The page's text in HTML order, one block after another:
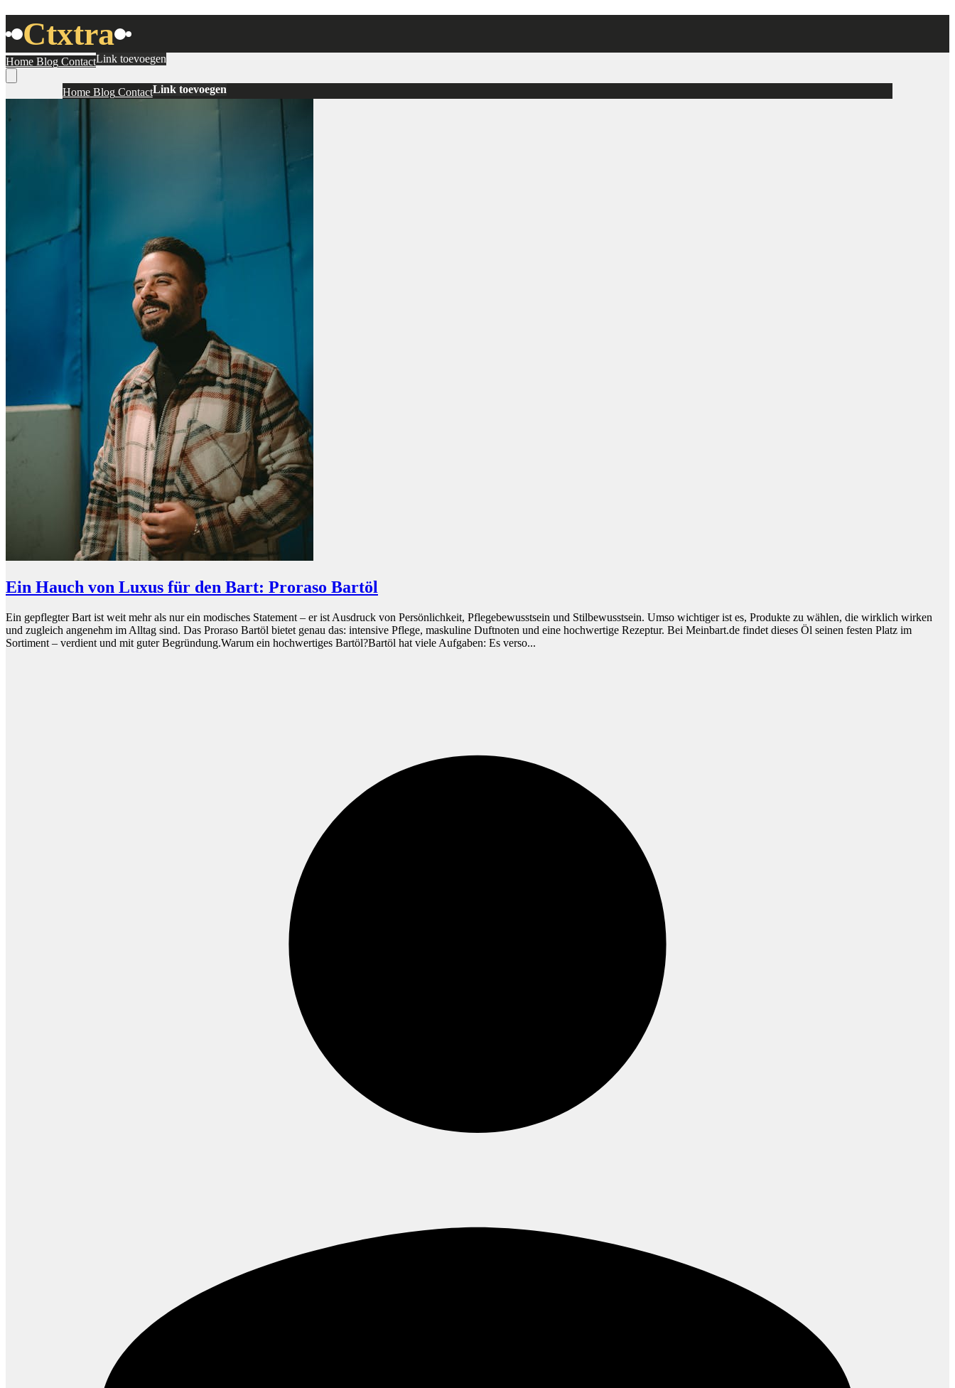
Ctxtra
Home Blog ContactLink toevoegen
HomeBlogContactLink toevoegen
Ein Hauch von Luxus für den Bart: Proraso Bartöl
Ein gepflegter Bart ist weit mehr als nur ein modisches Statement – er ist Ausdruck von Persönlichkeit, Pflegebewusstsein und Stilbewusstsein. Umso wichtiger ist es, Produkte zu wählen, die wirklich wirken
und zugleich angenehm im Alltag sind. Das Proraso Bartöl bietet genau das: intensive Pflege, maskuline Duftnoten und eine hochwertige Rezeptur. Bei Meinbart.de findet dieses Öl seinen festen Platz im
Sortiment – verdient und mit guter Begründung.Warum ein hochwertiges Bartöl?Bartöl hat viele Aufgaben: Es verso...